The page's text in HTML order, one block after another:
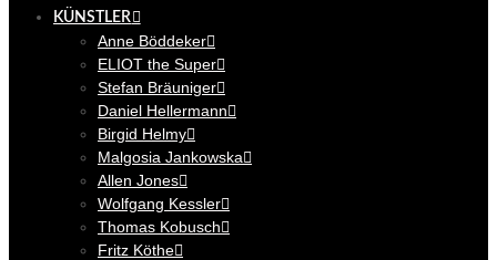
KÜNSTLER
Anne Böddeker
ELIOT the Super
Stefan Bräuniger
Daniel Hellermann
Birgid Helmy
Malgosia Jankowska
Allen Jones
Wolfgang Kessler
Thomas Kobusch
Fritz Köthe